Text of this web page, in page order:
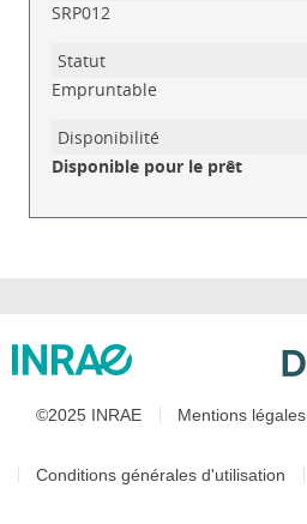
SRP012
Empruntable
Disponible pour le prêt
©2025 INRAE Mentions légales
Conditions générales d'utilisation